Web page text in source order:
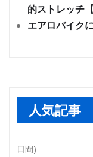
的ストレッチ
エアロバイク
人気記事
日間)